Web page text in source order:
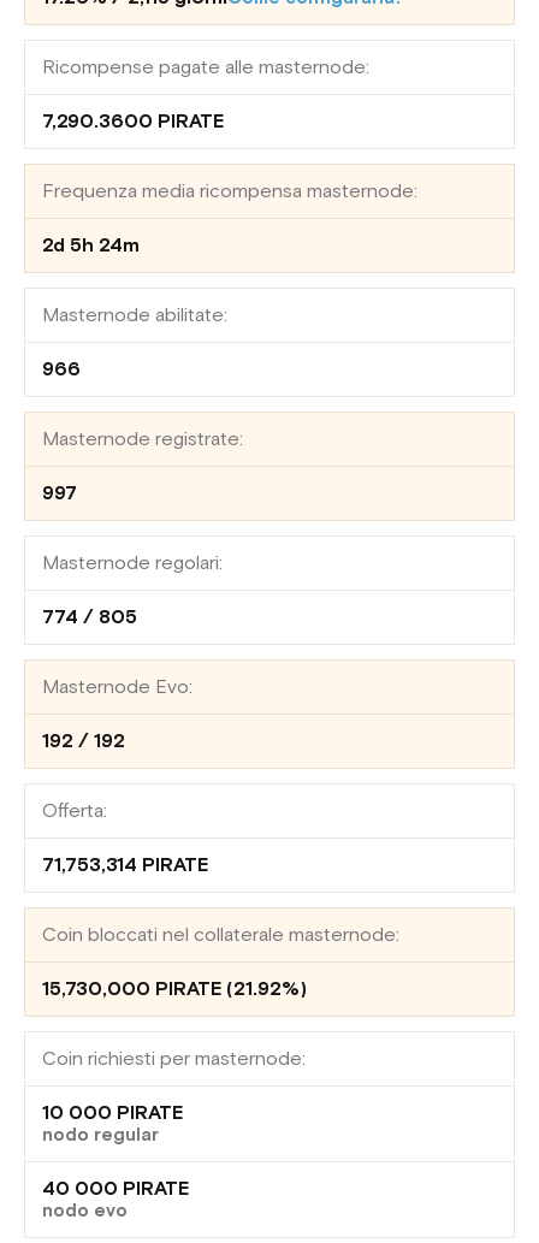
Ricompense pagate alle masternode:
7,290.3600 PIRATE
Frequenza media ricompensa masternode:
2d 5h 24m
Masternode abilitate:
966
Masternode registrate:
997
Masternode regolari:
774 / 805
Masternode Evo:
192 / 192
Offerta:
71,753,314 PIRATE
Coin bloccati nel collaterale masternode:
15,730,000 PIRATE (21.92%)
Coin richiesti per masternode:
10 000 PIRATE
nodo regular
40 000 PIRATE
nodo evo